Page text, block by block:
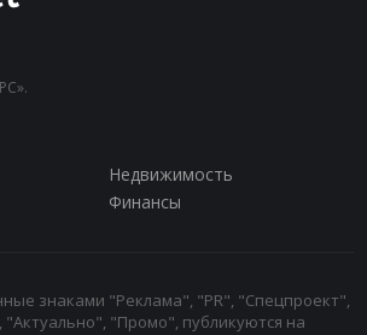
Недвижимость
Финансы
знаками "Реклама", "PR", "Спецпроект",
"Промо", публикуются на